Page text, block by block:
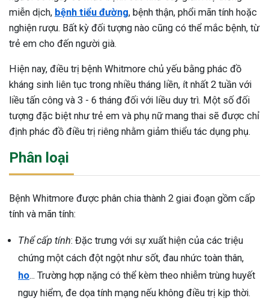
miễn dịch, bệnh tiểu đường, bệnh thận, phổi mãn tính hoặc
nghiện rượu. Bất kỳ đối tượng nào cũng có thể mắc bệnh, từ
trẻ em cho đến người già.
Hiện nay, điều trị bệnh Whitmore chủ yếu bằng phác đồ
kháng sinh liên tục trong nhiều tháng liền, ít nhất 2 tuần với
liều tấn công và 3 - 6 tháng đối với liều duy trì. Một số đối
tượng đặc biệt như trẻ em và phụ nữ mang thai sẽ được chỉ
định phác đồ điều trị riêng nhằm giảm thiểu tác dụng phụ.
Phân loại
Bệnh Whitmore được phân chia thành 2 giai đoạn gồm cấp
tính và mãn tính:
Thể cấp tính: Đặc trưng với sự xuất hiện của các triệu
chứng một cách đột ngột như sốt, đau nhức toàn thân,
ho... Trường hợp nặng có thể kèm theo nhiễm trùng huyết
nguy hiểm, đe dọa tính mạng nếu không điều trị kịp thời.